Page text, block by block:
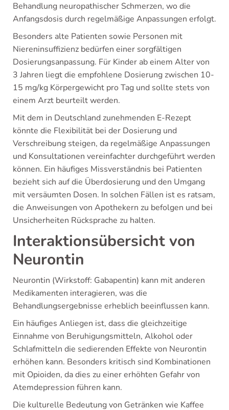
Behandlung neuropathischer Schmerzen, wo die
Anfangsdosis durch regelmäßige Anpassungen erfolgt.
Besonders alte Patienten sowie Personen mit
Niereninsuffizienz bedürfen einer sorgfältigen
Dosierungsanpassung. Für Kinder ab einem Alter von
3 Jahren liegt die empfohlene Dosierung zwischen 10-
15 mg/kg Körpergewicht pro Tag und sollte stets von
einem Arzt beurteilt werden.
Mit dem in Deutschland zunehmenden E-Rezept
könnte die Flexibilität bei der Dosierung und
Verschreibung steigen, da regelmäßige Anpassungen
und Konsultationen vereinfachter durchgeführt werden
können. Ein häufiges Missverständnis bei Patienten
bezieht sich auf die Überdosierung und den Umgang
mit versäumten Dosen. In solchen Fällen ist es ratsam,
die Anweisungen von Apothekern zu befolgen und bei
Unsicherheiten Rücksprache zu halten.
Interaktionsübersicht von
Neurontin
Neurontin (Wirkstoff: Gabapentin) kann mit anderen
Medikamenten interagieren, was die
Behandlungsergebnisse erheblich beeinflussen kann.
Ein häufiges Anliegen ist, dass die gleichzeitige
Einnahme von Beruhigungsmitteln, Alkohol oder
Schlafmitteln die sedierenden Effekte von Neurontin
erhöhen kann. Besonders kritisch sind Kombinationen
mit Opioiden, da dies zu einer erhöhten Gefahr von
Atemdepression führen kann.
Die kulturelle Bedeutung von Getränken wie Kaffee